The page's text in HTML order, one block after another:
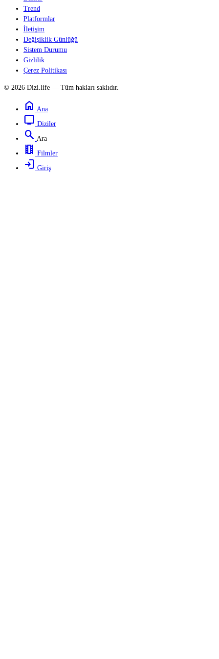
Trend
Platformlar
İletişim
Değişiklik Günlüğü
Sistem Durumu
Gizlilik
Çerez Politikası
© 2026 Dizi.life — Tüm hakları saklıdır.
home Ana
tv Diziler
search Ara
local_movies Filmler
login Giriş